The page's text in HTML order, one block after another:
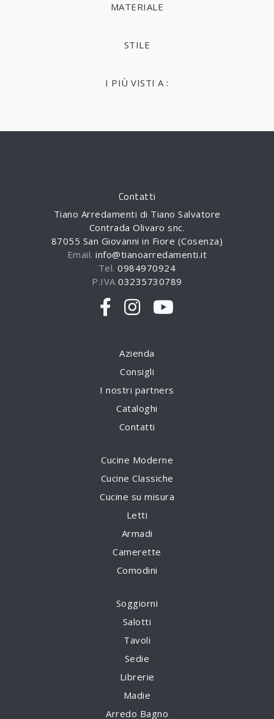
MATERIALE
STILE
I PIÙ VISTI A :
Contatti
Tiano Arredamenti di Tiano Salvatore
Contrada Olivaro snc.
87055 San Giovanni in Fiore (Cosenza)
Email.info@tianoarredamenti.it
Tel.0984970924
P.IVA03235730789
Azienda
Consigli
I nostri partners
Cataloghi
Contatti
Cucine Moderne
Cucine Classiche
Cucine su misura
Letti
Armadi
Camerette
Comodini
Soggiorni
Salotti
Tavoli
Sedie
Librerie
Madie
Arredo Bagno